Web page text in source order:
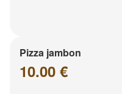
Pizza jambon
10.00 €